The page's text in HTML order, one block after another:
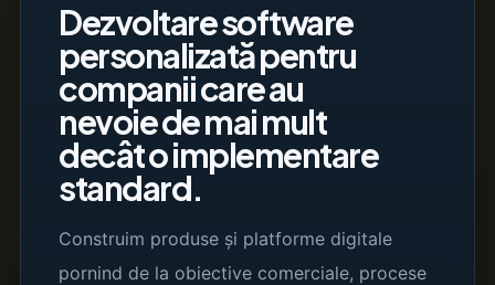
Dezvoltare software
personalizată pentru
companii care au
nevoie de mai mult
decât o implementare
standard.
Construim produse și platforme digitale
pornind de la obiective comerciale, procese